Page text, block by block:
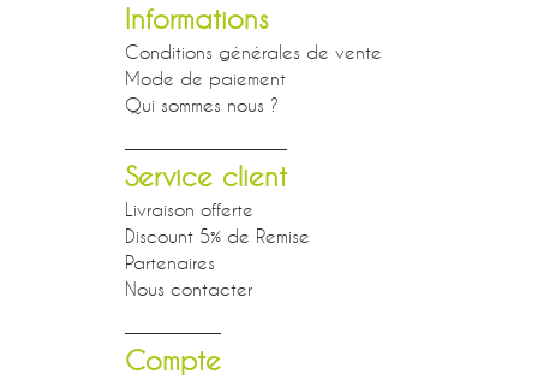
Informations
Conditions générales de vente
Mode de paiement
Qui sommes nous ?
Service client
Livraison offerte
Discount 5% de Remise
Partenaires
Nous contacter
Compte